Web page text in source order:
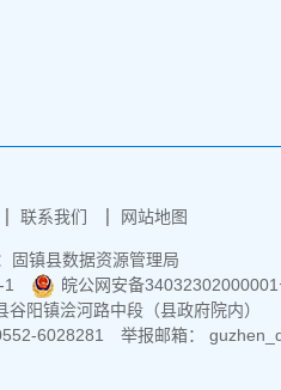
联系我们 网站地图
固镇县数据资源管理局
皖公网安备34032302000001
谷阳镇浍河路中段（县政府院内）
6028281 举报邮箱：